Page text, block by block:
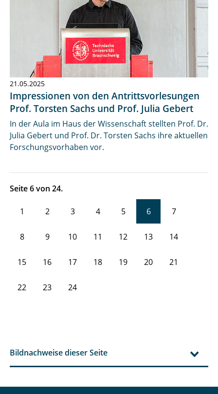
21.05.2025
Impressionen von den Antrittsvorlesungen
Prof. Torsten Sachs und Prof. Julia Gebert
In der Aula im Haus der Wissenschaft stellten Prof. Dr.
Julia Gebert und Prof. Dr. Torsten Sachs ihre aktuellen
Forschungsvorhaben vor.
Seite 6 von 24.
1 2 3 4 5 6 7
8 9 10 11 12 13 14
15 16 17 18 19 20 21
22 23 24
Bildnachweise dieser Seite